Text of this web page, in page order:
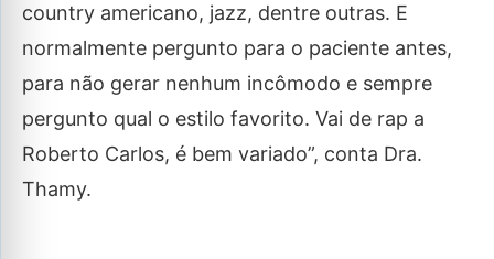
country americano, jazz, dentre outras. E
normalmente pergunto para o paciente antes,
para não gerar nenhum incômodo e sempre
pergunto qual o estilo favorito. Vai de rap a
Roberto Carlos, é bem variado”, conta Dra.
Thamy.